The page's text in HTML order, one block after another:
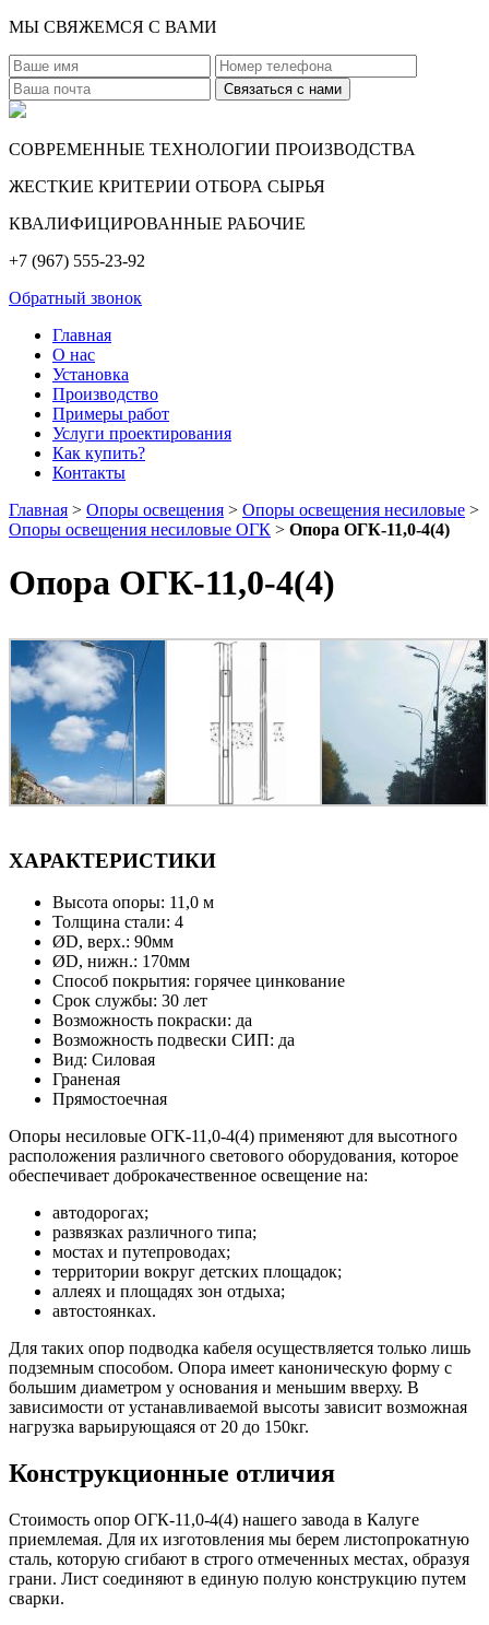
МЫ СВЯЖЕМСЯ С ВАМИ
СОВРЕМЕННЫЕ ТЕХНОЛОГИИ ПРОИЗВОДСТВА
ЖЕСТКИЕ КРИТЕРИИ ОТБОРА СЫРЬЯ
КВАЛИФИЦИРОВАННЫЕ РАБОЧИЕ
+7 (967) 555-23-92
Обратный звонок
Главная
О нас
Установка
Производство
Примеры работ
Услуги проектирования
Как купить?
Контакты
Главная > Опоры освещения > Опоры освещения несиловые >
Опоры освещения несиловые ОГК > Опора ОГК-11,0-4(4)
Опора ОГК-11,0-4(4)
ХАРАКТЕРИСТИКИ
Высота опоры: 11,0 м
Толщина стали: 4
ØD, верх.: 90мм
ØD, нижн.: 170мм
Способ покрытия: горячее цинкование
Срок службы: 30 лет
Возможность покраски: да
Возможность подвески СИП: да
Вид: Силовая
Граненая
Прямостоечная
Опоры несиловые ОГК-11,0-4(4) применяют для высотного
расположения различного светового оборудования, которое
обеспечивает доброкачественное освещение на:
автодорогах;
развязках различного типа;
мостах и путепроводах;
территории вокруг детских площадок;
аллеях и площадях зон отдыха;
автостоянках.
Для таких опор подводка кабеля осуществляется только лишь
подземным способом. Опора имеет каноническую форму с
большим диаметром у основания и меньшим вверху. В
зависимости от устанавливаемой высоты зависит возможная
нагрузка варьирующаяся от 20 до 150кг.
Конструкционные отличия
Стоимость опор ОГК-11,0-4(4) нашего завода в Калуге
приемлемая. Для их изготовления мы берем листопрокатную
сталь, которую сгибают в строго отмеченных местах, образуя
грани. Лист соединяют в единую полую конструкцию путем
сварки.